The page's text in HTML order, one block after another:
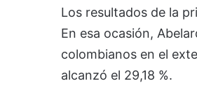
Los resultados de la
En esa ocasión,
colombianos en el
alcanzó el 29,18 %.